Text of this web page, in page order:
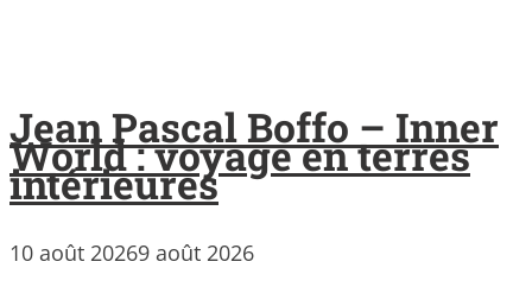
Jean Pascal Boffo – Inner
World : voyage en terres
intérieures
10 août 20269 août 2026